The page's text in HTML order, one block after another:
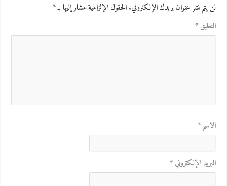
لن يتم نشر عنوان بريدك الإلكتروني.الحقول الإلزامية مشار إليها بـ*
التعليق*
الاسم*
البريد الإلكتروني*